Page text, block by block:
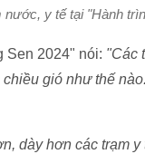
y tế tại "Hành
Sen 2024" nói: "Các
gió như thế
dày hơn các trạm